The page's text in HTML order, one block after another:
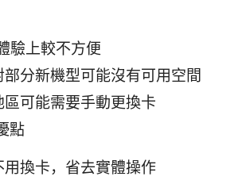
驗上較不方便
分新機型可能沒有可用空間
可能需要手動更換卡
點
換卡，省去實體操作